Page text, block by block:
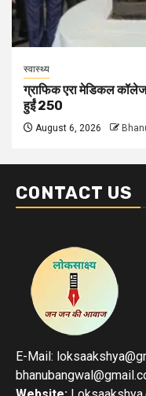
स्वास्थ्य
ग्राफिक एरा मेडिकल
हुईं 250
August 6, 2026
CONTACT US
E-Mail: